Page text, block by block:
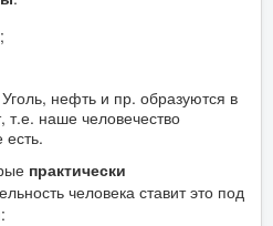
нефть и пр. образуются в
т.е. наше человечество
есть.
практически
человека ставит это под